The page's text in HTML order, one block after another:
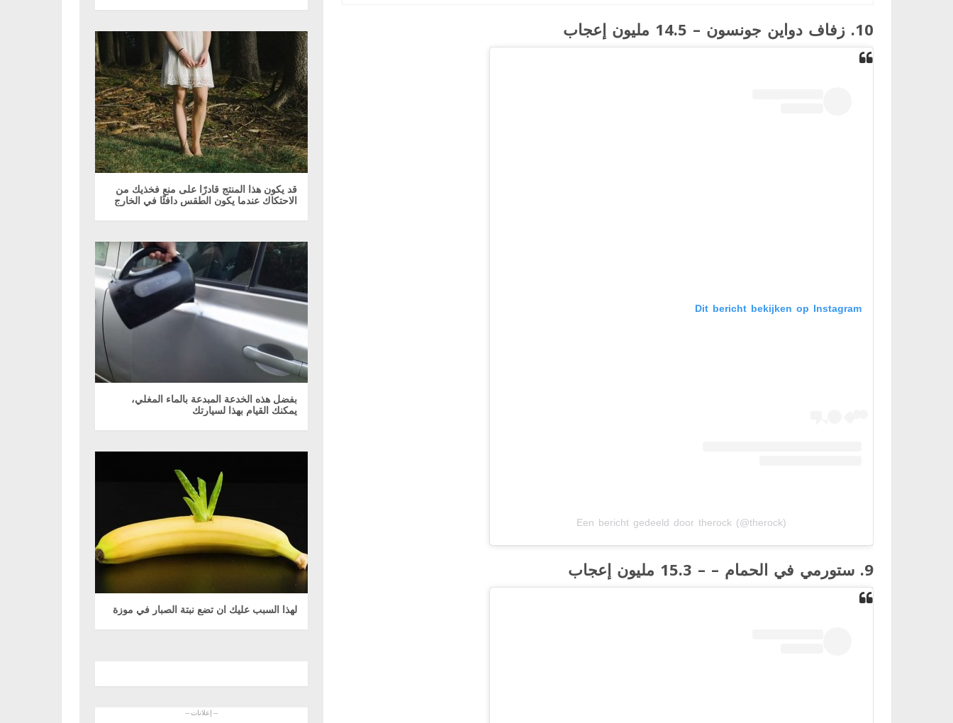
10. زفاف دواين جونسون – 14.5 مليون إعجاب
Dit bericht bekijken op Instagram
Een bericht gedeeld door therock (@therock)
9. ستورمي في الحمام – – 15.3 مليون إعجاب
قد يكون هذا المنتج قادرًا على منع فخذيك من
الاحتكاك عندما يكون الطقس دافئًا في الخارج
بفضل هذه الخدعة المبدعة بالماء المغلي،
يمكنك القيام بهذا لسيارتك
لهذا السبب عليك ان تضع نبتة الصبار في موزة